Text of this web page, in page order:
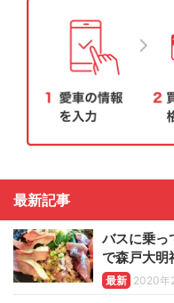
最新記事
バスに乗
で森戸大明
最新 2020年